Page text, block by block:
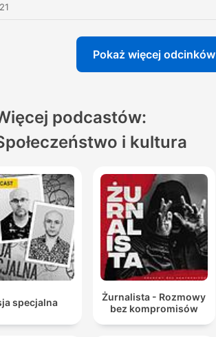
Pokaż więcej odcinków
podcastów:
i kultura
specjalna
Żurnalista - Rozmowy
bez kompromisów